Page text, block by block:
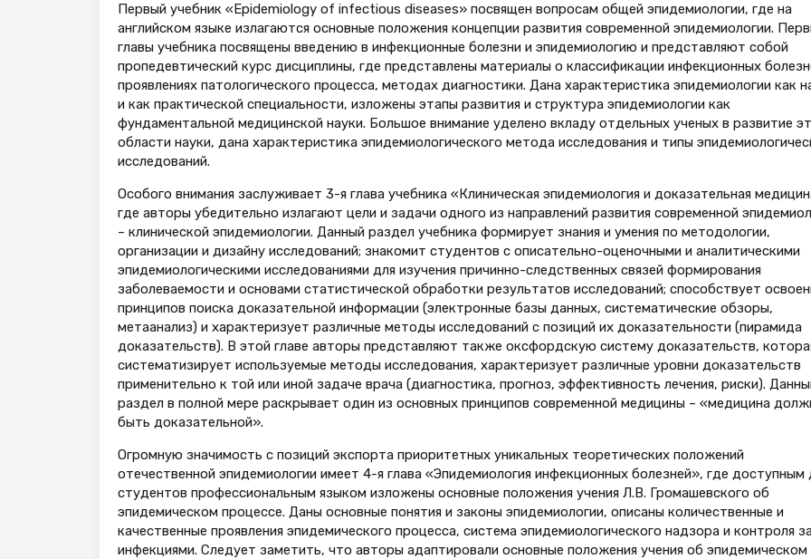
Первый учебник «Epidemiology of infectious diseases» посвящен вопросам общей эпидемиологии, где на
английском языке излагаются основные положения концепции развития современной эпидемиологии.
главы учебника посвящены введению в инфекционные болезни и эпидемиологию и представляют собой
пропедевтический курс дисциплины, где представлены материалы о классификации инфекционных
проявлениях патологического процесса, методах диагностики. Дана характеристика эпидемиологии как
и как практической специальности, изложены этапы развития и структура эпидемиологии как
фундаментальной медицинской науки. Большое внимание уделено вкладу отдельных ученых в развитие
области науки, дана характеристика эпидемиологического метода исследования и типы
исследований.
Особого внимания заслуживает 3-я глава учебника «Клиническая эпидемиология и доказательная
где авторы убедительно излагают цели и задачи одного из направлений развития современной
– клинической эпидемиологии. Данный раздел учебника формирует знания и умения по методологии,
организации и дизайну исследований; знакомит студентов с описательно-оценочными и аналитическими
эпидемиологическими исследованиями для изучения причинно-следственных связей формирования
заболеваемости и основами статистической обработки результатов исследований; способствует
принципов поиска доказательной информации (электронные базы данных, систематические обзоры,
метаанализ) и характеризует различные методы исследований с позиций их доказательности (пирамида
доказательств). В этой главе авторы представляют также оксфордскую систему доказательств,
систематизирует используемые методы исследования, характеризует различные уровни доказательств
применительно к той или иной задаче врача (диагностика, прогноз, эффективность лечения, риски).
раздел в полной мере раскрывает один из основных принципов современной медицины – «медицина
быть доказательной».
Огромную значимость с позиций экспорта приоритетных уникальных теоретических положений
отечественной эпидемиологии имеет 4-я глава «Эпидемиология инфекционных болезней», где доступным
студентов профессиональным языком изложены основные положения учения Л.В. Громашевского об
эпидемическом процессе. Даны основные понятия и законы эпидемиологии, описаны количественные и
качественные проявления эпидемического процесса, система эпидемиологического надзора и контроля
инфекциями. Следует заметить, что авторы адаптировали основные положения учения об эпидемическом